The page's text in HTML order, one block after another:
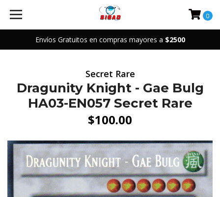
Envíos Gratuitos en compras mayores a $2500
0
Secret Rare
Dragunity Knight - Gae Bulg
HA03-EN057 Secret Rare
$100.00